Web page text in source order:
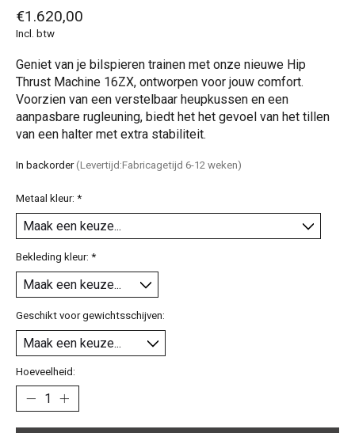
€1.620,00
Incl. btw
Geniet van je bilspieren trainen met onze nieuwe Hip
Thrust Machine 16ZX, ontworpen voor jouw comfort.
Voorzien van een verstelbaar heupkussen en een
aanpasbare rugleuning, biedt het het gevoel van het tillen
van een halter met extra stabiliteit.
In backorder (Levertijd:Fabricagetijd 6-12 weken)
Metaal kleur: *
Bekleding kleur: *
Geschikt voor gewichtsschijven:
Hoeveelheid: